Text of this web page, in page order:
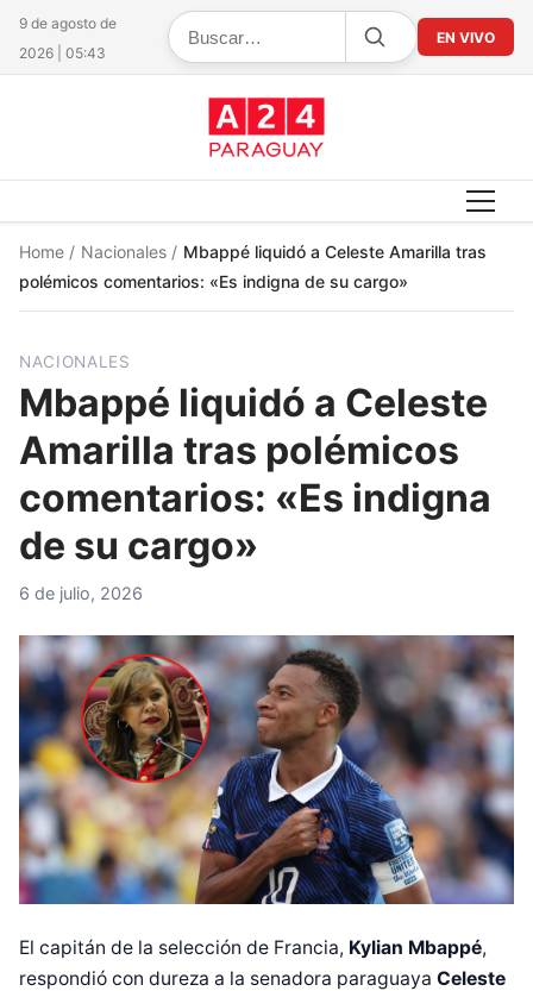
9 de agosto de
2026 | 05:43
EN VIVO
Home / Nacionales / Mbappé liquidó a Celeste Amarilla tras
polémicos comentarios: «Es indigna de su cargo»
NACIONALES
Mbappé liquidó a Celeste
Amarilla tras polémicos
comentarios: «Es indigna
de su cargo»
6 de julio, 2026
El capitán de la selección de Francia, Kylian Mbappé,
respondió con dureza a la senadora paraguaya Celeste